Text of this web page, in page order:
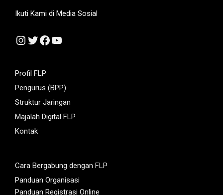
Ikuti Kami di Media Sosial
Instagram
Twitter
Facebook
YouTube
Profil FLP
Pengurus (BPP)
Struktur Jaringan
Majalah Digital FLP
Kontak
Cara Bergabung dengan FLP
Panduan Organisasi
Panduan Registrasi Online